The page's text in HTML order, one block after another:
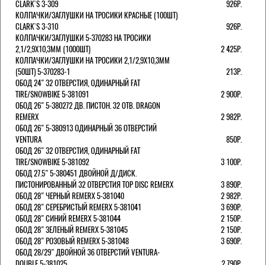
CLARK`S 3-309
926Р.
КОЛПАЧКИ/3АГЛУШКИ НА ТРОСИКИ КРАСНЫЕ (100ШТ)
CLARK`S 3-310
926Р.
КОЛПАЧКИ/3АГЛУШКИ 5-370283 НА ТРОСИКИ
2,1/2,9Х10,3ММ (1000ШТ)
2 425Р.
КОЛПАЧКИ/3АГЛУШКИ НА ТРОСИКИ 2,1/2,9Х10,3ММ
(50ШТ) 5-370283-1
213Р.
ОБОД 24" 32 ОТВЕРСТИЯ, ОДИНАРНЫЙ FAT
TIRE/SNOWBIKE 5-381091
2 900Р.
ОБОД 26" 5-380272 ДВ. ПИСТОН. 32 ОТВ. DRAGON
REMERX
2 982Р.
ОБОД 26" 5-380913 ОДИНАРНЫЙ 36 ОТВЕРСТИЙ
VENTURA
850Р.
ОБОД 26" 32 ОТВЕРСТИЯ, ОДИНАРНЫЙ FAT
TIRE/SNOWBIKE 5-381092
3 100Р.
ОБОД 27.5" 5-380451 ДВОЙНОЙ Д/ДИСК.
ПИСТОНИРОВАННЫЙ 32 ОТВЕРСТИЯ TOP DISC REMERX
3 890Р.
ОБОД 28" ЧЕРНЫЙ REMERX 5-381040
2 982Р.
ОБОД 28" СЕРЕБРИСТЫЙ REMERX 5-381041
3 690Р.
ОБОД 28" СИНИЙ REMERX 5-381044
2 150Р.
ОБОД 28" ЗЕЛЕНЫЙ REMERX 5-381045
2 150Р.
ОБОД 28" РОЗОВЫЙ REMERX 5-381048
3 690Р.
ОБОД 28/29" ДВОЙНОЙ 36 ОТВЕРСТИЙ VENTURA-